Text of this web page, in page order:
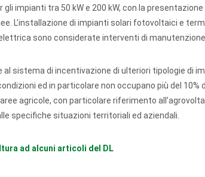
gli impianti tra 50 kW e 200 kW, con la
L’installazione di impianti solari fotovoltaici e
sono considerate interventi di manutenzione
al sistema di incentivazione di ulteriori tipologie di
ed in particolare non occupano più del 10%
agricole, con particolare riferimento
specifiche situazioni territoriali ed aziendali.
ad alcuni articoli del DL